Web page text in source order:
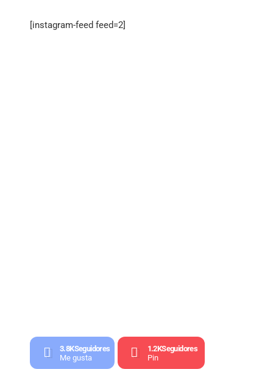
[instagram-feed feed=2]
3.8KSeguidores
Me gusta
1.2KSeguidores
Pin